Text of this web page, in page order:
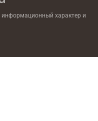
характер и